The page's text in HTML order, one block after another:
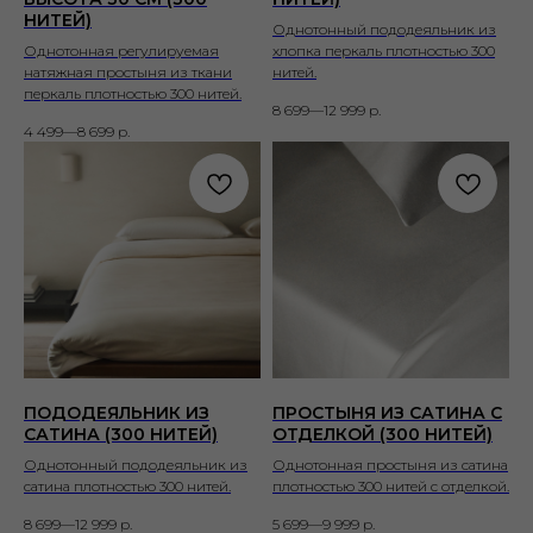
НИТЕЙ)
Однотонная регулируемая
натяжная простыня из ткани
перкаль плотностью 300 нитей.
4 499—8 699 р.
Однотонный пододеяльник из
хлопка перкаль плотностью 300
нитей.
8 699—12 999 р.
ПОДОДЕЯЛЬНИК ИЗ
САТИНА (300 НИТЕЙ)
Однотонный пододеяльник из
сатина плотностью 300 нитей.
8 699—12 999 р.
ПРОСТЫНЯ ИЗ САТИНА С
ОТДЕЛКОЙ (300 НИТЕЙ)
Однотонная простыня из сатина
плотностью 300 нитей с отделкой.
5 699—9 999 р.